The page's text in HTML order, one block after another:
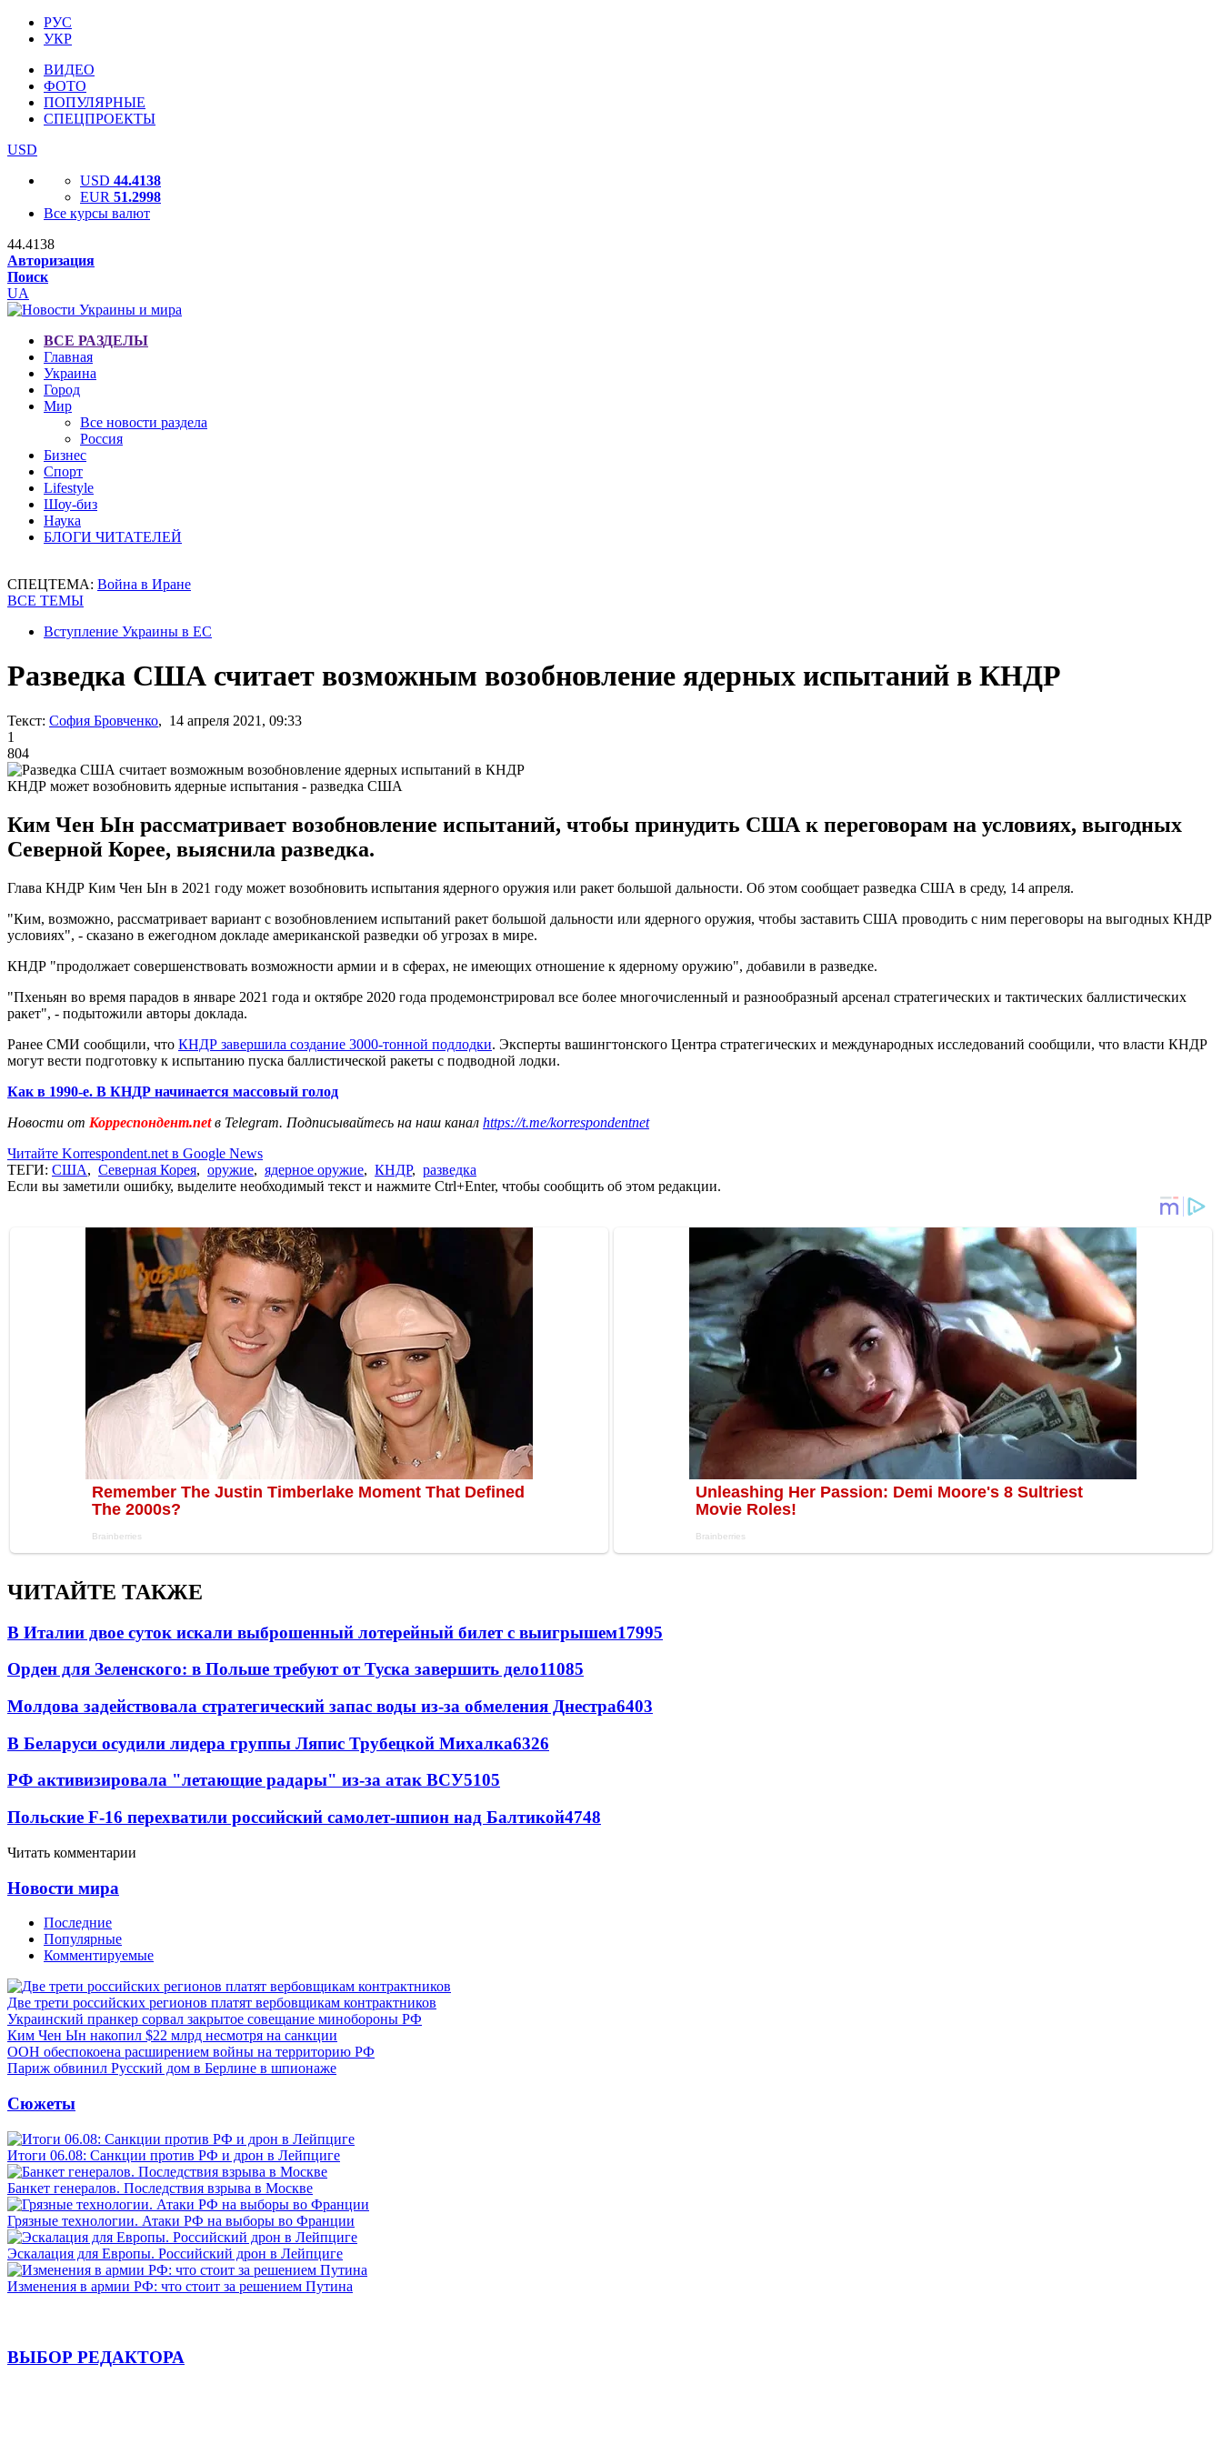
РУС
УКР
ВИДЕО
ФОТО
ПОПУЛЯРНЫЕ
СПЕЦПРОЕКТЫ
USD
USD 44.4138
EUR 51.2998
Все курсы валют
44.4138
Авторизация
Поиск
UA
ВСЕ РАЗДЕЛЫ
Главная
Украина
Город
Мир
Все новости раздела
Россия
Бизнес
Спорт
Lifestyle
Шоу-биз
Наука
БЛОГИ ЧИТАТЕЛЕЙ
СПЕЦТЕМА: Война в Иране
ВСЕ ТЕМЫ
Вступление Украины в ЕС
Разведка США считает возможным возобновление ядерных испытаний в КНДР
Текст: София Бровченко, 14 апреля 2021, 09:33
1
804
КНДР может возобновить ядерные испытания - разведка США
Ким Чен Ын рассматривает возобновление испытаний, чтобы принудить США к переговорам на условиях, выгодных
Северной Корее, выяснила разведка.
Глава КНДР Ким Чен Ын в 2021 году может возобновить испытания ядерного оружия или ракет большой дальности. Об этом сообщает разведка США в среду, 14 апреля.
"Ким, возможно, рассматривает вариант с возобновлением испытаний ракет большой дальности или ядерного оружия, чтобы заставить США проводить с ним переговоры на выгодных КНДР
условиях", - сказано в ежегодном докладе американской разведки об угрозах в мире.
КНДР "продолжает совершенствовать возможности армии и в сферах, не имеющих отношение к ядерному оружию", добавили в разведке.
"Пхеньян во время парадов в январе 2021 года и октябре 2020 года продемонстрировал все более многочисленный и разнообразный арсенал стратегических и тактических баллистических
ракет", - подытожили авторы доклада.
Ранее СМИ сообщили, что КНДР завершила создание 3000-тонной подлодки. Эксперты вашингтонского Центра стратегических и международных исследований сообщили, что власти КНДР
могут вести подготовку к испытанию пуска баллистической ракеты с подводной лодки.
Как в 1990-е. В КНДР начинается массовый голод
Новости от Корреспондент.netв Telegram. Подписывайтесь на наш канал https://t.me/korrespondentnet
Читайте Korrespondent.net в Google News
ТЕГИ: США, Северная Корея, оружие, ядерное оружие, КНДР, разведка
Если вы заметили ошибку, выделите необходимый текст и нажмите Ctrl+Enter, чтобы сообщить об этом редакции.
ЧИТАЙТЕ ТАКЖЕ
В Италии двое суток искали выброшенный лотерейный билет с выигрышем17995
Орден для Зеленского: в Польше требуют от Туска завершить дело11085
Молдова задействовала стратегический запас воды из-за обмеления Днестра6403
В Беларуси осудили лидера группы Ляпис Трубецкой Михалка6326
РФ активизировала "летающие радары" из-за атак ВСУ5105
Польские F-16 перехватили российский самолет-шпион над Балтикой4748
Читать комментарии
Новости мира
Последние
Популярные
Комментируемые
Две трети российских регионов платят вербовщикам контрактников
Украинский пранкер сорвал закрытое совещание минобороны РФ
Ким Чен Ын накопил $22 млрд несмотря на санкции
ООН обеспокоена расширением войны на территорию РФ
Париж обвинил Русский дом в Берлине в шпионаже
Сюжеты
Итоги 06.08: Санкции против РФ и дрон в Лейпциге
Банкет генералов. Последствия взрыва в Москве
Грязные технологии. Атаки РФ на выборы во Франции
Эскалация для Европы. Российский дрон в Лейпциге
Изменения в армии РФ: что стоит за решением Путина
ВЫБОР РЕДАКТОРА